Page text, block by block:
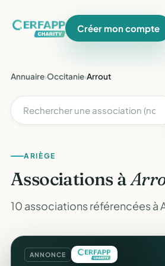
Créer mon compte
Annuaire›Occitanie›Arrout
ARIÈGE
Associations à
10 associations référencées à
ANNONCE